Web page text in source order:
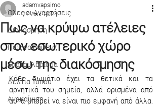
Όλες οι Aναρτήσεις
Διακόσμηση
Πως να βάψεις;
Σπατουλάρισμα
Δελτία Τύπου
Ανακαίνιση
Πως να κρύψω ατέλειες
στον εσωτερικό χώρο
μέσω της διακόσμησης
adamvapsimo
27 Δεκ 2024
Κάθε δωμάτιο έχει τα θετικά και τα
αρνητικά του σημεία, αλλά ορισμένα από
αυτά μπορεί να είναι πιο εμφανή από άλλα.